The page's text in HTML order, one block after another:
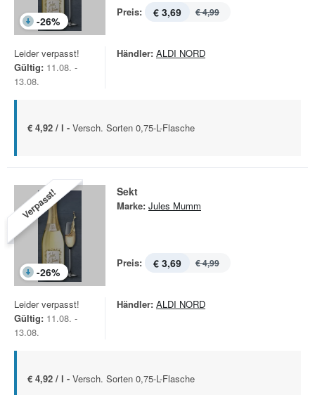
-26%
Preis: € 3,69 € 4,99
Leider verpasst!
Gültig: 11.08. -
13.08.
Händler: ALDI NORD
€ 4,92 / l - Versch. Sorten 0,75-L-Flasche
Verpasst!
-26%
Sekt
Marke: Jules Mumm
Preis: € 3,69 € 4,99
Leider verpasst!
Gültig: 11.08. -
13.08.
Händler: ALDI NORD
€ 4,92 / l - Versch. Sorten 0,75-L-Flasche